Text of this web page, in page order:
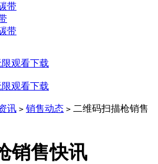
带
带
观看下载
观看下载
讯 > 销售动态 > 二维码扫描枪销售
销售快讯